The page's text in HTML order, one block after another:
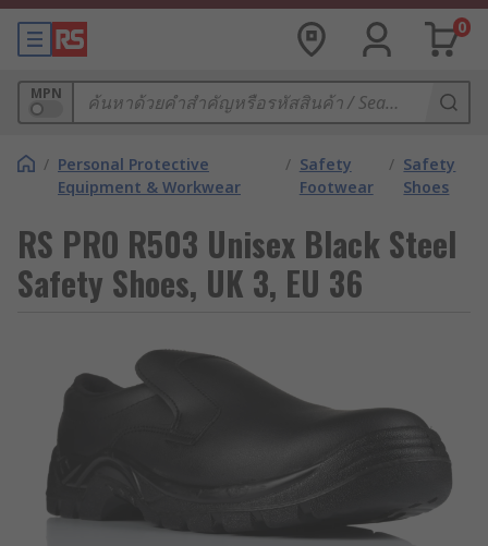
0
MPN
/ Personal Protective
Equipment & Workwear
/ Safety
Footwear
/ Safety
Shoes
RS PRO R503 Unisex Black Steel
Safety Shoes, UK 3, EU 36